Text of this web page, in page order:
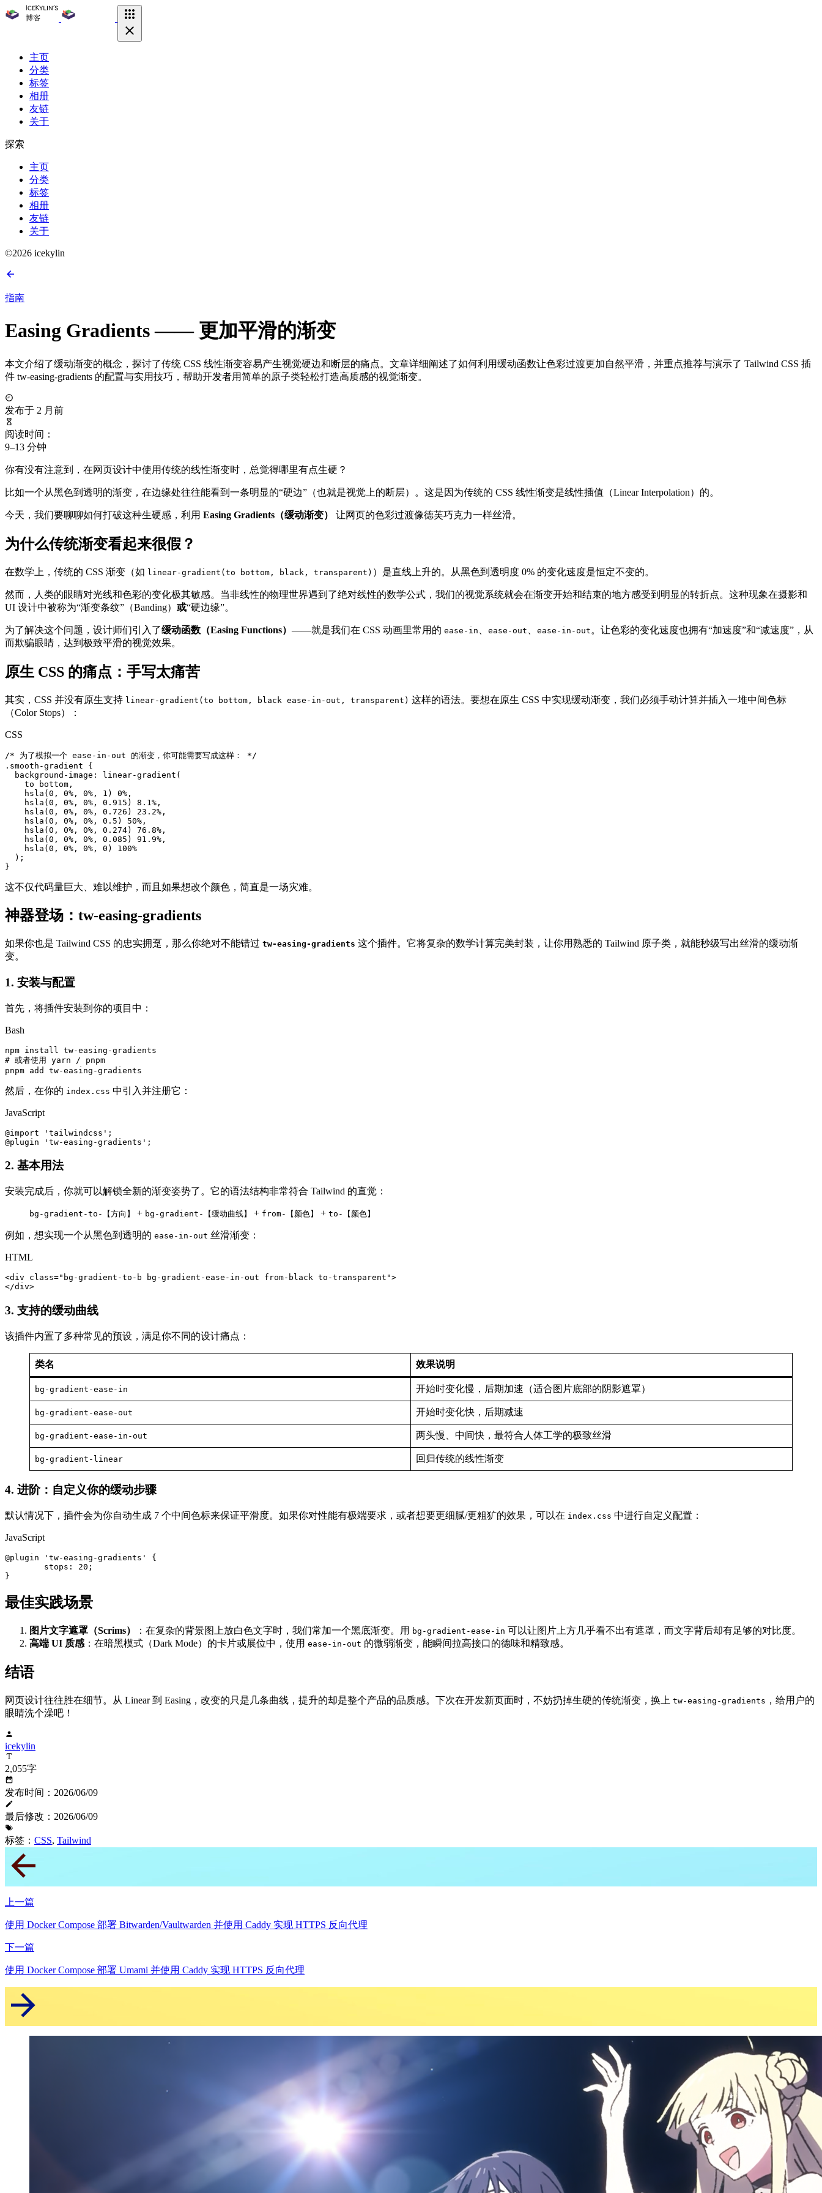
跳
至
主页
分类
标签
相册
友链
关于
探索
主页
分类
标签
相册
友链
关于
©2026 icekylin
指南
Easing Gradients —— 更加平滑的渐变
本文介绍了缓动渐变的概念，探讨了传统 CSS 线性渐变容易产生视觉硬边和断层的痛点。文章详细阐述了如何利用缓动函数让色彩过渡更加自然平滑，并重点推荐与演示了 Tailwind CSS 插
件 tw-easing-gradients 的配置与实用技巧，帮助开发者用简单的原子类轻松打造高质感的视觉渐变。
发布于 2 月前
阅读时间：
9–13 分钟
你有没有注意到，在网页设计中使用传统的线性渐变时，总觉得哪里有点生硬？
比如一个从黑色到透明的渐变，在边缘处往往能看到一条明显的“硬边”（也就是视觉上的断层）。这是因为传统的 CSS 线性渐变是线性插值（Linear Interpolation）的。
今天，我们要聊聊如何打破这种生硬感，利用 Easing Gradients（缓动渐变） 让网页的色彩过渡像德芙巧克力一样丝滑。
为什么传统渐变看起来很假？
在数学上，传统的 CSS 渐变（如 linear-gradient(to bottom, black, transparent) ）是直线上升的。从黑色到透明度 0% 的变化速度是恒定不变的。
然而，人类的眼睛对光线和色彩的变化极其敏感。当非线性的物理世界遇到了绝对线性的数学公式，我们的视觉系统就会在渐变开始和结束的地方感受到明显的转折点。这种现象在摄影和
UI 设计中被称为“渐变条纹”（Banding） 或“硬边缘”。
为了解决这个问题，设计师们引入了缓动函数（Easing Functions） ——就是我们在 CSS 动画里常用的 ease-in ease-out ease-in-out 。让色彩的变化速度也拥有“加速度”和“减速度”，从
而欺骗眼睛，达到极致平滑的视觉效果。
原生 CSS 的痛点：手写太痛苦
其实，CSS 并没有原生支持 linear-gradient(to bottom, black ease-in-out, transparent) 这样的语法。要想在原生 CSS 中实现缓动渐变，我们必须手动计算并插入一堆中间色标
（Color Stops）：
CSS
/* 为了模拟一个 ease-in-out 的渐变，你可能需要写成这样： */
.smooth-gradient {
}
这不仅代码量巨大、难以维护，而且如果想改个颜色，简直是一场灾难。
神器登场：tw-easing-gradients
如果你也是 Tailwind CSS 的忠实拥趸，那么你绝对不能错过 tw-easing-gradients 这个插件。它将复杂的数学计算完美封装，让你用熟悉的 Tailwind 原子类，就能秒级写出丝滑的缓动渐
变。
1. 安装与配置
首先，将插件安装到你的项目中：
Bash
npm install tw-easing-gradients
# 或者使用 yarn / pnpm
pnpm add tw-easing-gradients
然后，在你的 index.css 中引入并注册它：
JavaScript
@import 'tailwindcss';
@plugin 'tw-easing-gradients';
2. 基本用法
安装完成后，你就可以解锁全新的渐变姿势了。它的语法结构非常符合 Tailwind 的直觉：
bg-gradient-to-【方向】 + bg-gradient-【缓动曲线】 + from-【颜色】 + to-【颜色】
例如，想实现一个从黑色到透明的 ease-in-out 丝滑渐变：
HTML
<div class="bg-gradient-to-b bg-gradient-ease-in-out from-black to-transparent">
3. 支持的缓动曲线
该插件内置了多种常见的预设，满足你不同的设计痛点：
类名 效果说明
bg-gradient-ease-in 开始时变化慢，后期加速（适合图片底部的阴影遮罩）
bg-gradient-ease-out 开始时变化快，后期减速
bg-gradient-ease-in-out 两头慢、中间快，最符合人体工学的极致丝滑
bg-gradient-linear 回归传统的线性渐变
4. 进阶：自定义你的缓动步骤
默认情况下，插件会为你自动生成 7 个中间色标来保证平滑度。如果你对性能有极端要求，或者想要更细腻/更粗犷的效果，可以在 index.css 中进行自定义配置：
JavaScript
@plugin 'tw-easing-gradients' {
最佳实践场景
图片文字遮罩（Scrims） ：在复杂的背景图上放白色文字时，我们常加一个黑底渐变。用 bg-gradient-ease-in 可以让图片上方几乎看不出有遮罩，而文字背后却有足够的对比度。
高端 UI 质感 ：在暗黑模式（Dark Mode）的卡片或展位中，使用 ease-in-out 的微弱渐变，能瞬间拉高接口的德味和精致感。
结语
网页设计往往胜在细节。从 Linear 到 Easing，改变的只是几条曲线，提升的却是整个产品的品质感。下次在开发新页面时，不妨扔掉生硬的传统渐变，换上 tw-easing-gradients ，给用户的
眼睛洗个澡吧！
icekylin
2,055字
发布时间：2026/06/09
最后修改：2026/06/09
标签： CSS, Tailwind
上一篇
使用 Docker Compose 部署 Bitwarden/Vaultwarden 并使用 Caddy 实现 HTTPS 反向代理
下一篇
使用 Docker Compose 部署 Umami 并使用 Caddy 实现 HTTPS 反向代理